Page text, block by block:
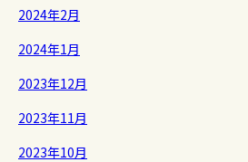
2024年2月
2024年1月
2023年12月
2023年11月
2023年10月